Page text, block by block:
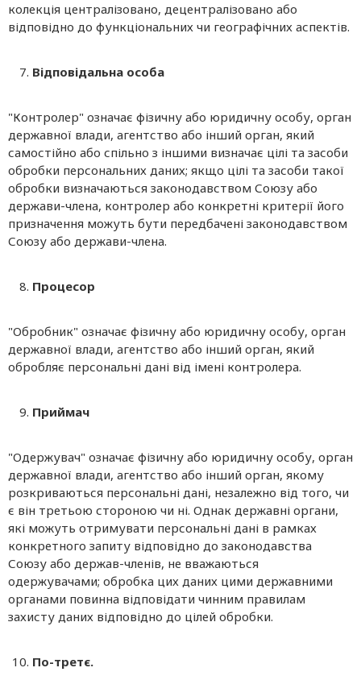
колекція централізовано, децентралізовано або
відповідно до функціональних чи географічних аспектів.
Відповідальна особа
"Контролер" означає фізичну або юридичну особу, орган
державної влади, агентство або інший орган, який
самостійно або спільно з іншими визначає цілі та засоби
обробки персональних даних; якщо цілі та засоби такої
обробки визначаються законодавством Союзу або
держави-члена, контролер або конкретні критерії його
призначення можуть бути передбачені законодавством
Союзу або держави-члена.
Процесор
"Обробник" означає фізичну або юридичну особу, орган
державної влади, агентство або інший орган, який
обробляє персональні дані від імені контролера.
Приймач
"Одержувач" означає фізичну або юридичну особу, орган
державної влади, агентство або інший орган, якому
розкриваються персональні дані, незалежно від того, чи
є він третьою стороною чи ні. Однак державні органи,
які можуть отримувати персональні дані в рамках
конкретного запиту відповідно до законодавства
Союзу або держав-членів, не вважаються
одержувачами; обробка цих даних цими державними
органами повинна відповідати чинним правилам
захисту даних відповідно до цілей обробки.
По-третє.